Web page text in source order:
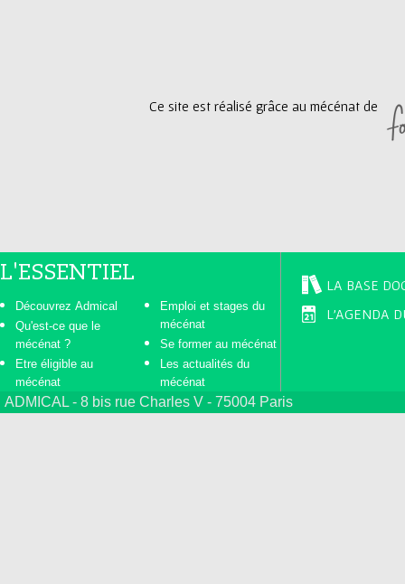
Ce site est réalisé grâce au mécénat de
L'ESSENTIEL
Découvrez Admical
Qu'est-ce que le
mécénat ?
Etre éligible au
mécénat
Emploi et stages du
mécénat
Se former au mécénat
Les actualités du
mécénat
LA BASE
L'AGENDA
ADMICAL - 8 bis rue Charles V - 75004 Paris